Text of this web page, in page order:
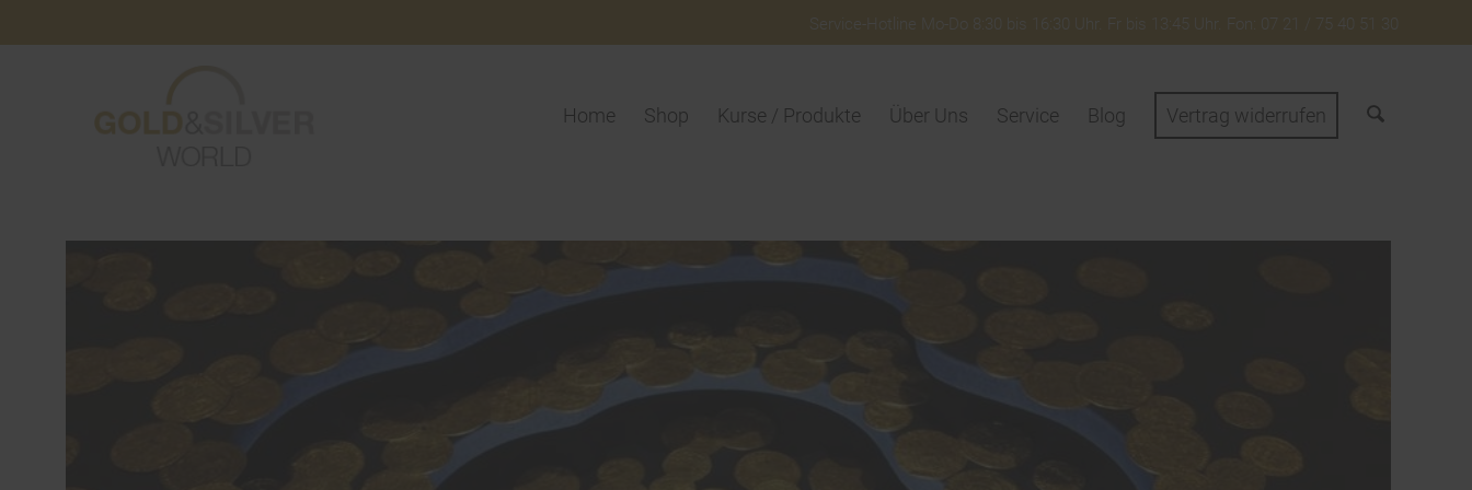
Service-Hotline Mo-Do 8:30 bis 16:30 Uhr. Fr bis 13:45 Uhr. Fon: 07 21 / 75 40 51 30
Home Shop Kurse / Produkte Über Uns Service Blog Vertrag widerrufen